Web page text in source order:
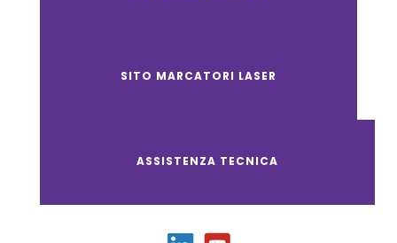
SITO MARCATORI LASER
ASSISTENZA TECNICA